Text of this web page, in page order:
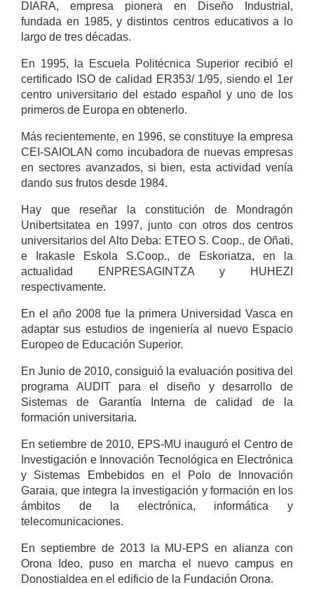
DIARA, empresa pionera en Diseño Industrial,
fundada en 1985, y distintos centros educativos a lo
largo de tres décadas.
En 1995, la Escuela Politécnica Superior recibió el
certificado ISO de calidad ER353/ 1/95, siendo el 1er
centro universitario del estado español y uno de los
primeros de Europa en obtenerlo.
Más recientemente, en 1996, se constituye la empresa
CEI-SAIOLAN como incubadora de nuevas empresas
en sectores avanzados, si bien, esta actividad venía
dando sus frutos desde 1984.
Hay que reseñar la constitución de Mondragón
Unibertsitatea en 1997, junto con otros dos centros
universitarios del Alto Deba: ETEO S. Coop., de Oñati,
e Irakasle Eskola S.Coop., de Eskoriatza, en la
actualidad ENPRESAGINTZA y HUHEZI
respectivamente.
En el año 2008 fue la primera Universidad Vasca en
adaptar sus estudios de ingeniería al nuevo Espacio
Europeo de Educación Superior.
En Junio de 2010, consiguió la evaluación positiva del
programa AUDIT para el diseño y desarrollo de
Sistemas de Garantía Interna de calidad de la
formación universitaria.
En setiembre de 2010, EPS-MU inauguró el Centro de
Investigación e Innovación Tecnológica en Electrónica
y Sistemas Embebidos en el Polo de Innovación
Garaia, que integra la investigación y formación en los
ámbitos de la electrónica, informática y
telecomunicaciones.
En septiembre de 2013 la MU-EPS en alianza con
Orona Ideo, puso en marcha el nuevo campus en
Donostialdea en el edificio de la Fundación Orona.